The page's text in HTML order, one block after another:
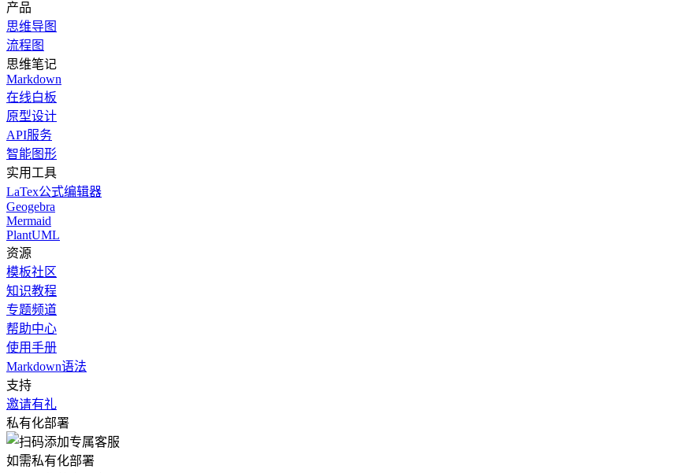
产品
思维导图
流程图
思维笔记
Markdown
在线白板
原型设计
API服务
智能图形
实用工具
LaTex公式编辑器
Geogebra
Mermaid
PlantUML
资源
模板社区
知识教程
专题频道
帮助中心
使用手册
Markdown语法
支持
邀请有礼
私有化部署
如需私有化部署